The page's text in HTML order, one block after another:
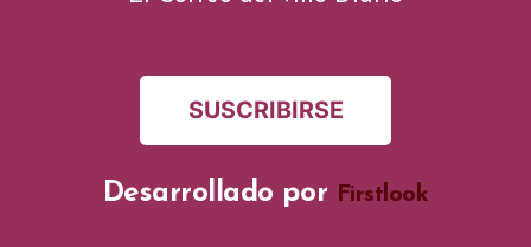
SUSCRIBIRSE
Desarrollado por Firstlook